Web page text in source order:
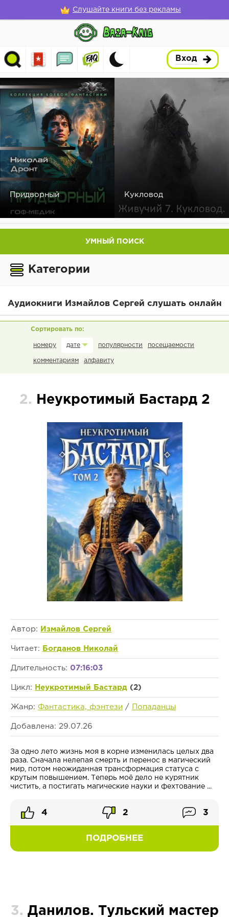
Слушайте книги без рекламы
Вход
Придворный Кукловод
УМНЫЙ ПОИСК
Категории
Аудиокниги Измайлов Сергей слушать онлайн
номеру дате популярности посещаемости
комментариям алфавиту
2. Неукротимый Бастард 2
Автор: Измайлов Сергей
Читает: Богданов Николай
Длительность: 07:16:03
Цикл: Неукротимый Бастард (2)
Жанр: Фантастика, фэнтези / Попаданцы
Добавлена: 29.07.26
За одно лето жизнь моя в корне изменилась целых два
раза. Сначала нелепая смерть и перенос в магический
мир, потом неожиданная трансформация статуса с
крутым повышением. Теперь моё дело не курятник
чистить, а постигать магические науки и фехтование ...
ПОДРОБНЕЕ
4 2 3
3. Данилов. Тульский мастер